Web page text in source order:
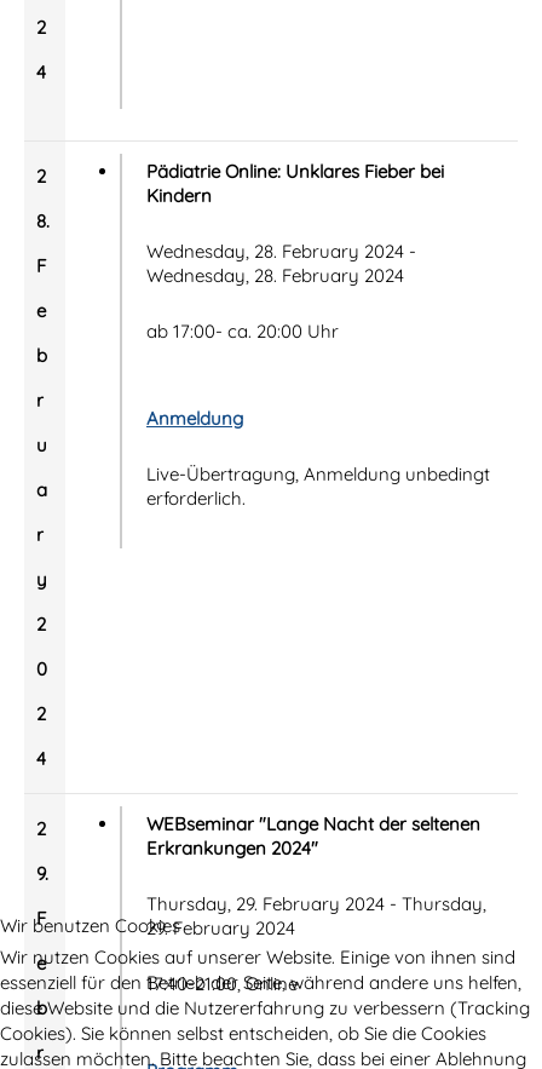
2
4
2
8.
F
e
b
r
u
a
r
y
2
0
2
4
Pädiatrie Online: Unklares Fieber bei
Kindern
Wednesday, 28. February 2024 -
Wednesday, 28. February 2024
ab 17:00- ca. 20:00 Uhr
Anmeldung
Live-Übertragung, Anmeldung unbedingt
erforderlich.
2
9.
F
e
b
r
WEBseminar "Lange Nacht der seltenen
Erkrankungen 2024"
Thursday, 29. February 2024 - Thursday,
29. February 2024
17:40-21:00, Online
Wir benutzen Cookies
Wir nutzen Cookies auf unserer Website. Einige von ihnen sind
essenziell für den Betrieb der Seite, während andere uns helfen,
diese Website und die Nutzererfahrung zu verbessern (Tracking
Cookies). Sie können selbst entscheiden, ob Sie die Cookies
zulassen möchten. Bitte beachten Sie, dass bei einer Ablehnung